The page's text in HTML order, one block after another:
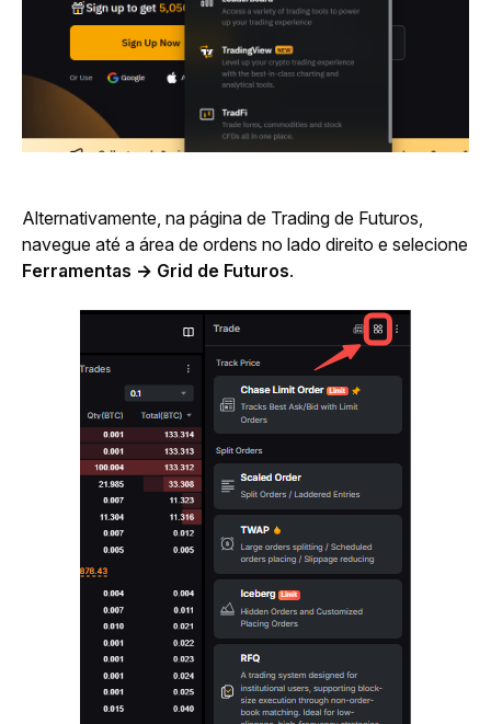
Alternativamente, na página de Trading de Futuros,
Ferramentas → Grid de Futuros.